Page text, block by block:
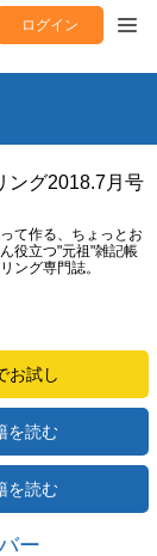
ログイン
ング2018.7月号
て作る、ちょっとお
役立つ"元祖"雑記帳
ング専門誌。
お試し
を読む
を読む
ー